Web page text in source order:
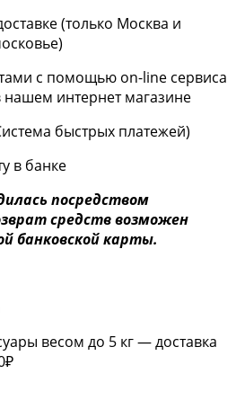
(только Москва и
с помощью on-line сервиса
нашем интернет магазине
быстрых платежей)
в банке
посредством
средств возможен
банковской карты.
весом до 5 кг — доставка